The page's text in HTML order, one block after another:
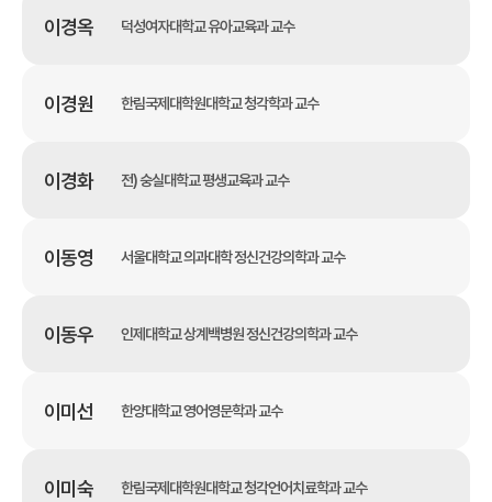
이경옥 덕성여자대학교 유아교육과 교수
이경원 한림국제대학원대학교 청각학과 교수
이경화 전) 숭실대학교 평생교육과 교수
이동영 서울대학교 의과대학 정신건강의학과 교수
이동우 인제대학교 상계백병원 정신건강의학과 교수
이미선 한양대학교 영어영문학과 교수
이미숙 한림국제대학원대학교 청각언어치료학과 교수